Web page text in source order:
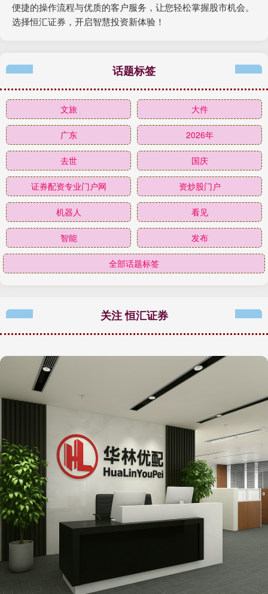
便捷的操作流程与优质的客户服务，让您轻松掌握股市机会。
选择恒汇证券，开启智慧投资新体验！
话题标签
文旅 大件
广东 2026年
去世 国庆
证券配资专业门户网 资炒股门户
机器人 看见
智能 发布
全部话题标签
关注 恒汇证券